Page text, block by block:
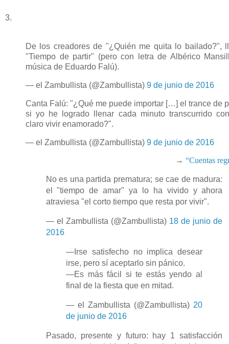
3.
De los creadores de "¿Quién me quita lo bailado?",
"Tiempo de partir" (pero con letra de Albérico
música de Eduardo Falú).
— el Zambullista (@Zambullista) 9 de junio de 2016
Canta Falú: "¿Qué me puede importar […] el trance de
si yo he logrado llenar cada minuto transcurrido
claro vivir enamorado?".
— el Zambullista (@Zambullista) 9 de junio de 2016
→ “Cuentas
No es una partida prematura; se cae de madura:
el "tiempo de amar" ya lo ha vivido y ahora
atraviesa "el corto tiempo que resta por vivir".
— el Zambullista (@Zambullista) 18 de junio de
2016
—Irse satisfecho no implica desear
irse, pero sí aceptarlo sin pánico.
—Es más fácil si te estás yendo al
final de la fiesta que en mitad.
— el Zambullista (@Zambullista) 20
de junio de 2016
Pasado, presente y futuro: hay 1 satisfacción